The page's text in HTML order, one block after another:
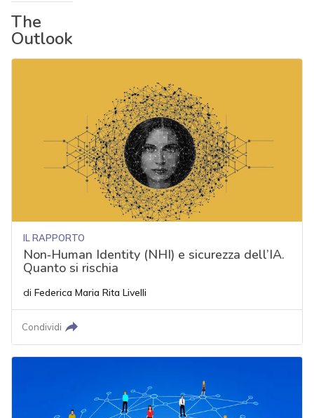
The
Outlook
IL RAPPORTO
Non‑Human Identity (NHI) e sicurezza dell’IA.
Quanto si rischia
di Federica Maria Rita Livelli
Condividi